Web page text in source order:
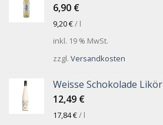
6,90 €
9,20€/ l
inkl. 19 % MwSt.
zzgl. Versandkosten
Weisse Schokolade Likör
12,49 €
17,84€/ l